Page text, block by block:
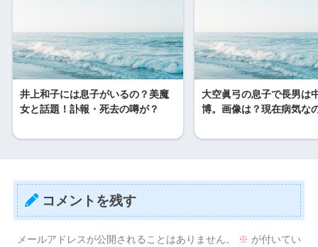
井上和子には息子がいるの？美魔
女と話題！訃報・死去の噂が？
大空眞弓の息子で長男は
博。画像は？現在病気な
コメントを残す
メールアドレスが公開されることはありません。 ※ が付いてい